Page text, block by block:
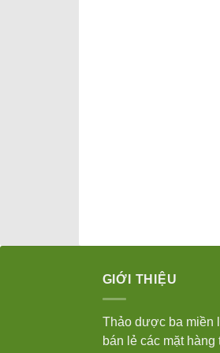
GIỚI THIỆU
Thảo dược ba miền
bán lẻ các mặt